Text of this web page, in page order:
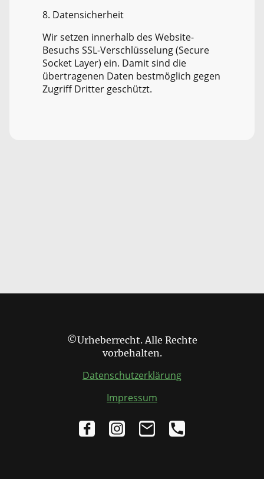
8. Datensicherheit
Wir setzen innerhalb des Website-
Besuchs SSL-Verschlüsselung (Secure
Socket Layer) ein. Damit sind die
übertragenen Daten bestmöglich gegen
Zugriff Dritter geschützt.
©Urheberrecht. Alle Rechte
vorbehalten.
Datenschutzerklärung
Impressum